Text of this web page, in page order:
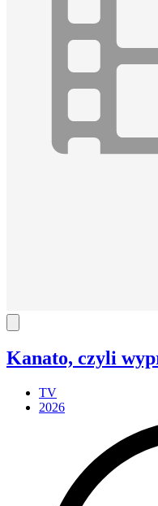
Kanato, czyli
TV
2026